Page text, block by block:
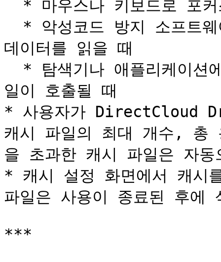
데이터를 읽을 때
일이 호출될 때
* 사용자가 DirectCloud
캐시 파일의 최대 개수, 총
을 초과한 캐시 파일은 자동
* 캐시 설정 화면에서 캐시
파일은 사용이 종료된 후에
***